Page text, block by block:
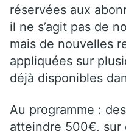
réservées aux
il ne s’agit pas de
mais de nouvelles
appliquées sur
déjà disponibles
Au programme :
atteindre 500€, sur